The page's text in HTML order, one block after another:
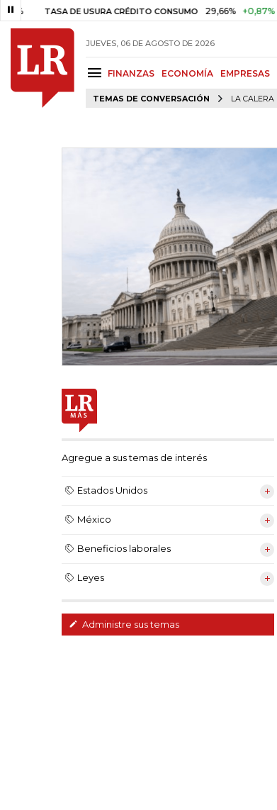
TASA DE USURA CRÉDITO CONSUMO 29,66% +0,87% +3,02%
JUEVES, 06 DE AGOSTO DE 2026
FINANZAS ECONOMÍA EMPRESAS
TEMAS DE CONVERSACIÓN LA CALERA
Agregue a sus temas de interés
Estados Unidos
México
Beneficios laborales
Leyes
Administre sus temas